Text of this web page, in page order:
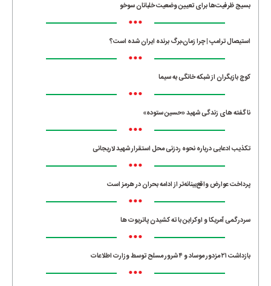
بسیج ظرفیت‌ها برای تعیین وضعیت خلبانان سوخو
•••
استیصال ترامپ | چرا زمان،برگ برنده ایران شده است؟
•••
کوچ بازیگران از شبکه خانگی به سیما
•••
ناگفته های زندگی شهید «حسین ستوده»
•••
تکذیب ادعایی درباره نحوه ردزنی محل استقرار شهید لاریجانی
•••
پرداخت عوارض واقع‌بینانه‌تر از ادامه بحران در هرمز است
•••
سردرگمی آمریکا و اوکراین با ته کشیدن پاتریوت ها
•••
بازداشت ۲۱ مزدور موساد و ۴ شرور مسلح توسط وزارت اطلاعات
•••